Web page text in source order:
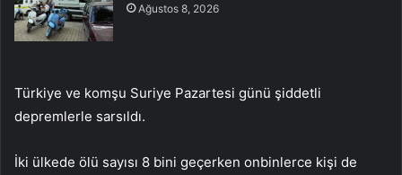
Ağustos 8, 2026
Türkiye ve komşu Suriye Pazartesi günü şiddetli
depremlerle sarsıldı.
İki ülkede ölü sayısı 8 bini geçerken onbinlerce kişi de